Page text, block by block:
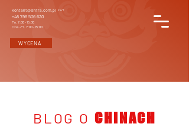
kontakt@sintra.com.pl 24/7
+48 798 536 630
Pn. 7:00 - 15:00
Czw.-Pt. 7:00 - 15:00
WYCENA
BLOG O CHINACH